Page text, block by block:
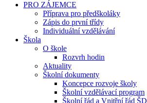
PRO ZÁJEMCE
Příprava pro předškoláky
Zápis do první třídy
Individuální vzdělávání
Škola
O škole
Rozvrh hodin
Aktuality
Školní dokumenty
Koncepce rozvoje školy
Školní vzdělávací program
Školní řád a Vnitřní řád ŠD